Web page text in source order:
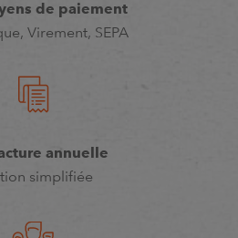
de paiement
Virement, SEPA
annuelle
simplifiée